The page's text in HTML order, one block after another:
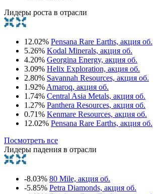
Лидеры роста в отрасли
12.02% Pensana Rare Earths, акция об.
5.26% Kodal Minerals, акция об.
4.20% Georgina Energy, акция об.
3.09% Helix Exploration, акция об.
2.80% Savannah Resources, акция об.
1.92% Amaroq, акция об.
1.74% Central Asia Metals, акция об.
1.27% Panthera Resources, акция об.
0.71% Kenmare Resources, акция об.
12.02% Pensana Rare Earths, акция об.
Посмотреть все
Лидеры падения в отрасли
-8.03% 80 Mile, акция об.
-5.85% Petra Diamonds, акция об.